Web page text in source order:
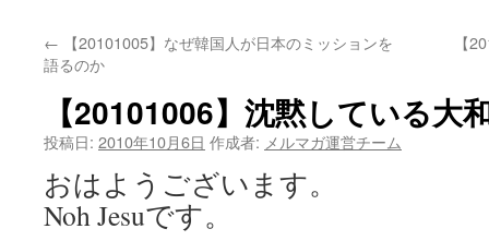
← 【20101005】なぜ韓国人が日本のミッションを
語るのか
【
【20101006】沈黙している大
投稿日: 2010年10月6日 作成者: メルマガ運営チーム
おはようございます。
Noh Jesuです。